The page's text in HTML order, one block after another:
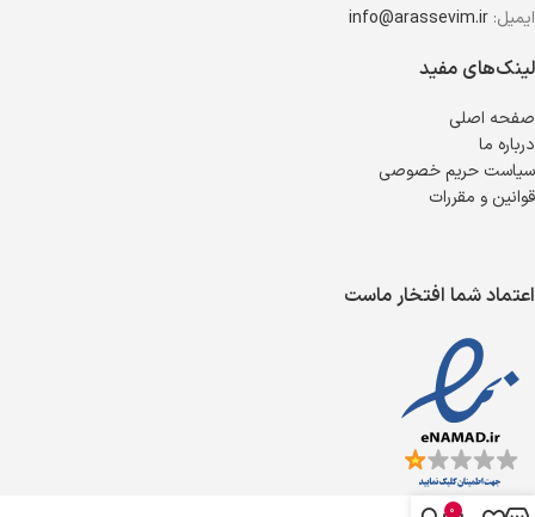
ایمیل: info@arassevim.ir
لینک‌های مفید
صفحه اصلی
درباره ما
سیاست حریم خصوصی
قوانین و مقررات
اعتماد شما افتخار ماست
0